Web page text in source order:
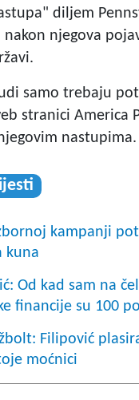
diljem
njegova
samo trebaju
stranici America
nastupima.
kampanji
kuna
Od kad sam na
financije su 100
Filipović
moćnici